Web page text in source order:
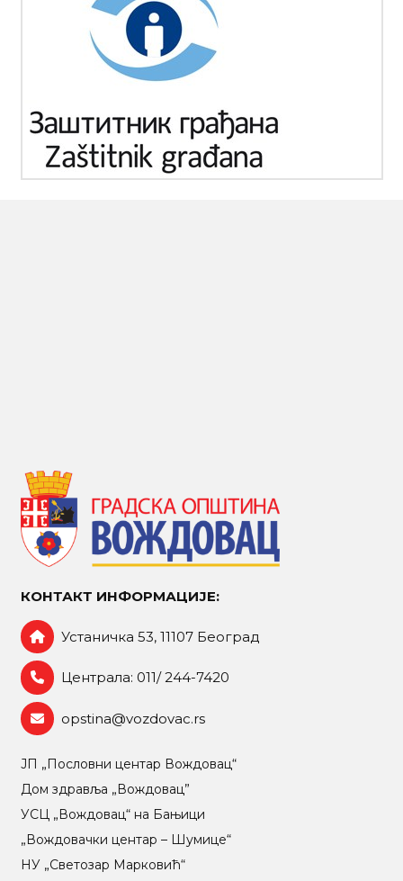
КОНТАКТ ИНФОРМАЦИЈЕ:
Устаничка 53, 11107 Београд
Централа: 011/ 244-7420
opstina@vozdovac.rs
ЈП „Пословни центар Вождовац“
Дом здравља „Вождовац”
УСЦ „Вождовац“ на Бањици
„Вождовачки центар – Шумице“
НУ „Светозар Марковић“